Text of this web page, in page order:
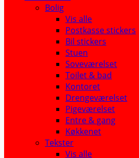
Bolig
Vis alle
Postkasse stickers
Bil stickers
Stuen
Soveværelset
Toilet & bad
Kontoret
Drengeværelset
Pigeværelset
Entre & gang
Køkkenet
Tekster
Vis alle